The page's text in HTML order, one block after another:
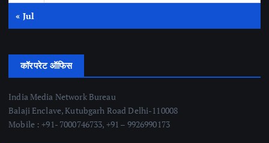
« Jul
कॉरपरेट ऑफिस
India Media Network Bureau
Balaji Enclave, Kutubgarh Road Delhi-110008
Mobile : +91- 7000746733, +91 – 9926990173